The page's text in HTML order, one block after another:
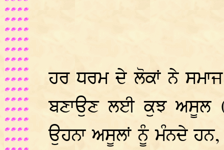
ਹਰ ਧਰਮ ਦੇ ਲੋਕਾਂ ਨੇ
ਬਣਾਉਣ ਲਈ ਕੁਝ ਅਸੂਲ
ਉਹਨਾ ਅਸੂਲਾਂ ਨੂੰ ਮੰਨਦੇ ਹਨ,